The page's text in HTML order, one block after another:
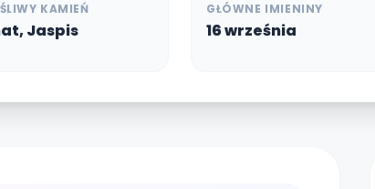
KAMIEŃ
Jaspis
GŁÓWNE IMIENINY
16 września